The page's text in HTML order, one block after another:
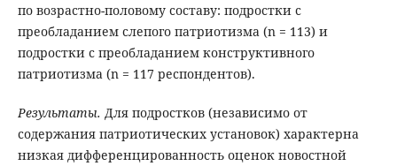
по возрастно-половому составу: подростки с
преобладанием слепого патриотизма (n = 113) и
подростки с преобладанием конструктивного
патриотизма (n = 117 респондентов).
Результаты. Для подростков (независимо от
содержания патриотических установок) характерна
низкая дифференцированность оценок новостной